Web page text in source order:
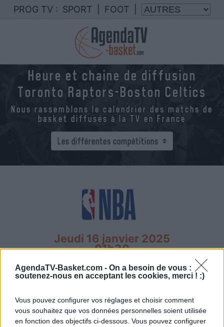
AgendaTV-Basket.com - On a besoin de vous :
soutenez-nous en acceptant les cookies, merci ! :)
Vous pouvez configurer vos réglages et choisir comment
vous souhaitez que vos données personnelles soient utilisée
en fonction des objectifs ci-dessous. Vous pouvez configurer
PROG TV : SPORT FOOT
Heure et chaine de diffusion
Toronto Raptors-Boston Celtics
Nous rassemblons le calendrier des matchs de
basket diffusés à la TV en France
Jeudi 16 janvier 2025
01h30